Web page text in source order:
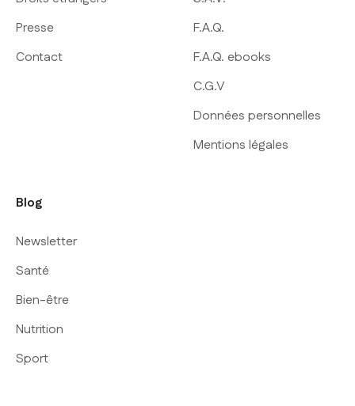
Presse
Contact
F.A.Q.
F.A.Q. ebooks
C.G.V
Données personnelles
Mentions légales
Blog
Newsletter
Santé
Bien-être
Nutrition
Sport